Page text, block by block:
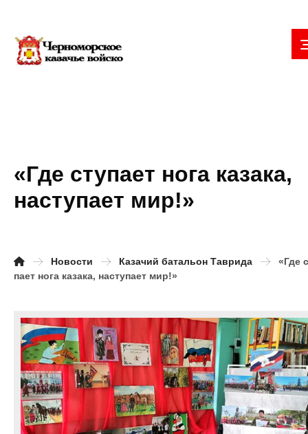
«Где ступает нога казака,
наступает мир!»
Новости Казачий батальон Таврида
«Где
пает нога казака, наступает мир!»